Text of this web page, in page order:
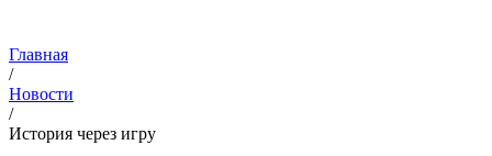
Главная
/
Новости
/
История через игру